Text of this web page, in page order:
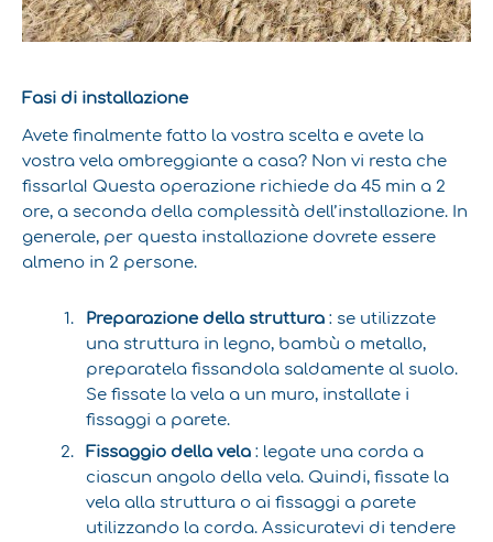
Fasi di installazione
Avete finalmente fatto la vostra scelta e avete la
vostra vela ombreggiante a casa? Non vi resta che
fissarla! Questa operazione richiede da 45 min a 2
ore, a seconda della complessità dell’installazione. In
generale, per questa installazione dovrete essere
almeno in 2 persone.
Preparazione della struttura: se utilizzate
una struttura in legno, bambù o metallo,
preparatela fissandola saldamente al suolo.
Se fissate la vela a un muro, installate i
fissaggi a parete.
Fissaggio della vela: legate una corda a
ciascun angolo della vela. Quindi, fissate la
vela alla struttura o ai fissaggi a parete
utilizzando la corda. Assicuratevi di tendere